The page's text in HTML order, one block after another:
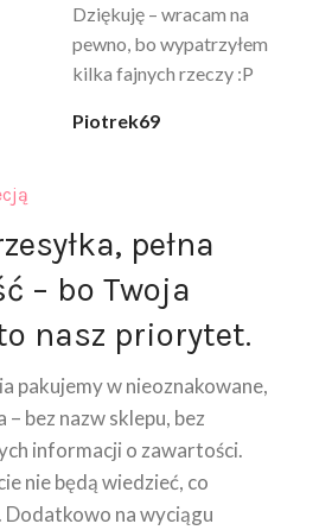
zapachu. Kupuję już 3 raz i
na pewno nie raz kupie
klaudia_xx
pełna
– bo Twoja
nasz priorytet.
pakujemy w nieoznakowane,
bez nazw sklepu, bez
informacji o zawartości.
nie będą wiedzieć, co
Dodatkowo na wyciągu
nazwa sklepu – dzięki